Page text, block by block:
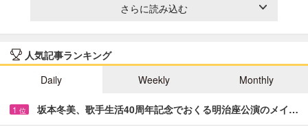
さらに読み込む
人気記事ランキング
Daily
Weekly Monthly
1 位 坂本冬美、歌手生活40周年記念でおくる明治座公演のメイ…